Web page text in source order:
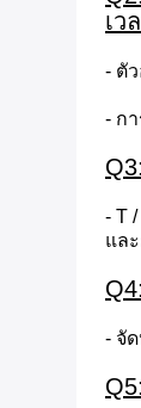
เว
- ตั
- ก
- T
แล
- จั